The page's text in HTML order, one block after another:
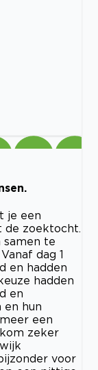
je een
de zoektocht.
samen te
dag 1
en hadden
hadden
en
en hun
een
zeker
voor